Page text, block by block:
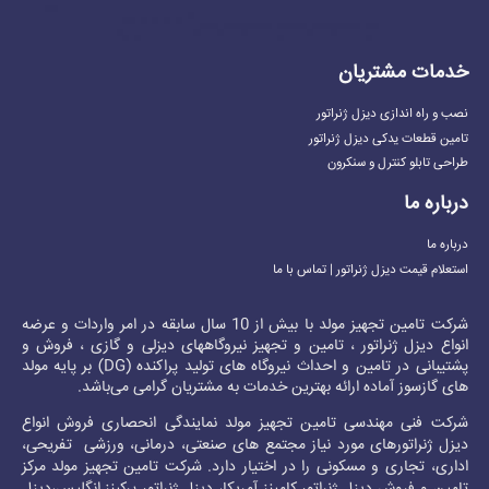
خدمات مشتریان
نصب و راه اندازی دیزل ژنراتور
تامین قطعات یدکی دیزل ژنراتور
طراحی تابلو کنترل و سنکرون
درباره ما
درباره ما
استعلام قیمت دیزل ژنراتور | تماس با ما
شرکت تامین تجهیز مولد با بیش از 10 سال سابقه در امر واردات و عرضه
انواع دیزل ژنراتور ، تامین و تجهیز نیروگاههای دیزلی و گازی ، فروش و
پشتیبانی در تامین و احداث نیروگاه های تولید پراکنده (DG) بر پایه مولد
های گازسوز آماده ارائه بهترین خدمات به مشتریان گرامی می‌باشد.
شرکت فنی مهندسی تامین تجهیز مولد نمایندگی انحصاری فروش انواع
دیزل ژنراتورهای مورد نیاز مجتمع های صنعتی، درمانی، ورزشی تفریحی،
اداری، تجاری و مسکونی را در اختیار دارد. شرکت تامین تجهیز مولد مرکز